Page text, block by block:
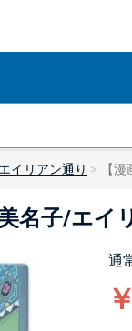
イリアン通り 【
名子/エイ
通